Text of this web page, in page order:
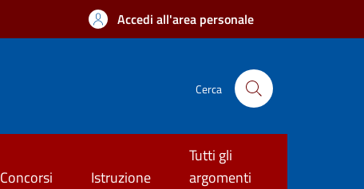
Accedi all'area personale
Cerca
Concorsi Istruzione
Tutti gli
argomenti